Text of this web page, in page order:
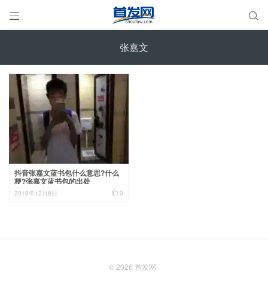
 
张嘉文
抖音张嘉文蓝书包什么意思?什么
梗?张嘉文蓝书包的出处
 0
2019年12月8日
© 2026 首发网